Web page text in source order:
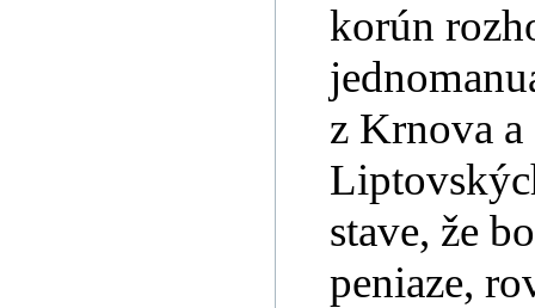
korún
z Krnova a
stave, že
peniaze,